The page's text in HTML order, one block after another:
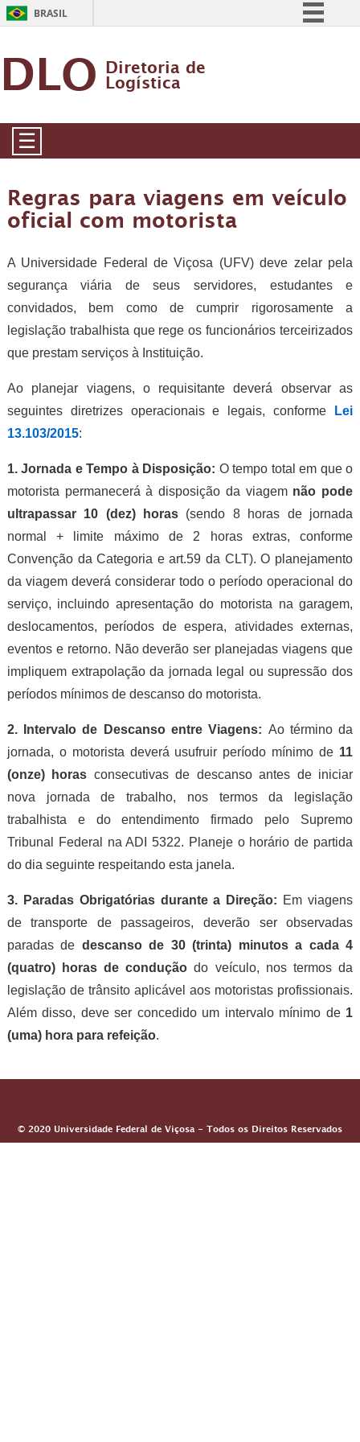
BRASIL
DLO Diretoria de
Logística
☰
Regras para viagens em veículo
oficial com motorista
A Universidade Federal de Viçosa (UFV) deve zelar pela
segurança viária de seus servidores, estudantes e
convidados, bem como de cumprir rigorosamente a
legislação trabalhista que rege os funcionários terceirizados
que prestam serviços à Instituição.
Ao planejar viagens, o requisitante deverá observar as
seguintes diretrizes operacionais e legais, conforme
Lei
13.103/2015:
1. Jornada e Tempo à Disposição: O tempo total em que o
motorista permanecerá à disposição da viagem não pode
ultrapassar 10 (dez) horas (sendo 8 horas de jornada
normal + limite máximo de 2 horas extras, conforme
Convenção da Categoria e art.59 da CLT). O planejamento
da viagem deverá considerar todo o período operacional do
serviço, incluindo apresentação do motorista na garagem,
deslocamentos, períodos de espera, atividades externas,
eventos e retorno. Não deverão ser planejadas viagens que
impliquem extrapolação da jornada legal ou supressão dos
períodos mínimos de descanso do motorista.
2. Intervalo de Descanso entre Viagens: Ao término da
jornada, o motorista deverá usufruir período mínimo de 11
(onze) horas consecutivas de descanso antes de iniciar
nova jornada de trabalho, nos termos da legislação
trabalhista e do entendimento firmado pelo Supremo
Tribunal Federal na ADI 5322. Planeje o horário de partida
do dia seguinte respeitando esta janela.
3. Paradas Obrigatórias durante a Direção: Em viagens
de transporte de passageiros, deverão ser observadas
paradas de descanso de 30 (trinta) minutos a cada 4
(quatro) horas de condução do veículo, nos termos da
legislação de trânsito aplicável aos motoristas profissionais.
Além disso, deve ser concedido um intervalo mínimo de 1
(uma) hora para refeição.
© 2020 Universidade Federal de Viçosa - Todos os Direitos Reservados